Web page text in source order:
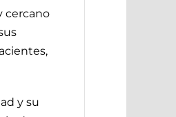
cercano
y su